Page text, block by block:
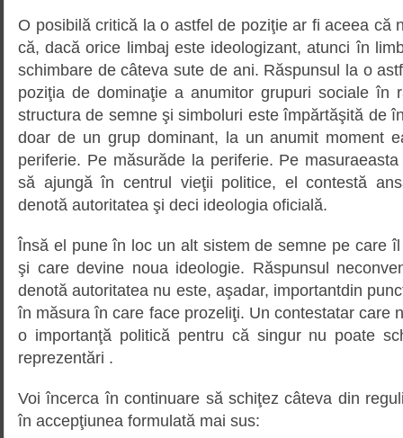
O posibilă critică la o astfel de poziţie ar fi aceea că
că, dacă orice limbaj este ideologizant, atunci în
schimbare de câteva sute de ani. Răspunsul la o
poziţia de dominaţie a anumitor grupuri sociale în
structura de semne şi simboluri este împărtăşită de
doar de un grup dominant, la un anumit moment
periferie. Pe măsurăde la periferie. Pe
să ajungă în centrul vieţii politice, el contestă
denotă autoritatea şi deci ideologia oficială.
Însă el pune în loc un alt sistem de semne pe care
şi care devine noua ideologie. Răspunsul
denotă autoritatea nu este, aşadar, importantdin
în măsura în care face prozeliţi. Un contestatar care
o importanţă politică pentru că singur nu poate
reprezentări .
Voi încerca în continuare să schiţez câteva din
în accepţiunea formulată mai sus: